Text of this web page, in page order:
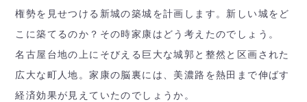
権勢を見せつける新城の築城を計画します。新しい城をど
こに築てるのか？その時家康はどう考えたのでしょう。
名古屋台地の上にそびえる巨大な城郭と整然と区画された
広大な町人地。家康の脳裏には、美濃路を熱田まで伸ばす
経済効果が見えていたのでしょうか。